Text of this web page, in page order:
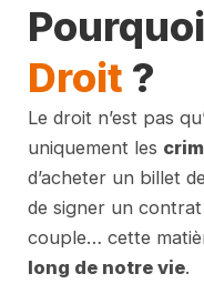
Droit ?
Le droit n’est pas
uniquement les
d’acheter un billet
de signer un
couple… cette
long de notre vie.